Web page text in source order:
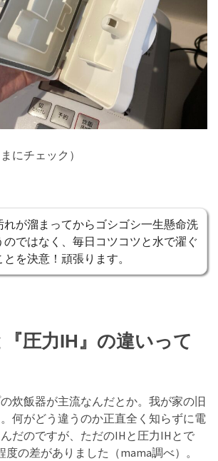
にチェック）
れが溜まってからゴシゴシ一生懸命洗
のではなく、毎日コツコツと水で濯ぐ
とを決意！頑張ります。
『圧力IH』の違いって
炊飯器が主流なんだとか。我が家の旧
何がどう違うのか正直全く知らずに電
だのですが、ただのIHと圧力IHとで
度の差がありました（mama調べ）。